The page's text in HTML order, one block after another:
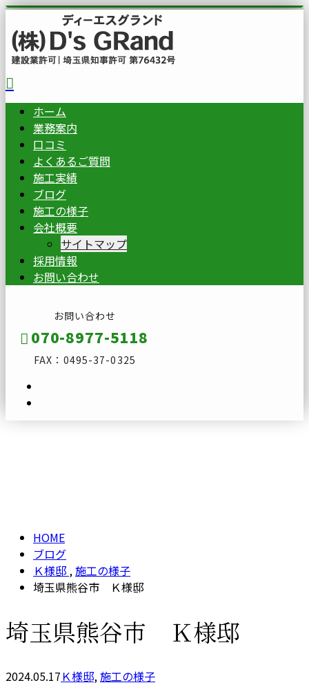
ホーム
業務案内
口コミ
よくあるご質問
施工実績
ブログ
施工の様子
会社概要
サイトマップ
採用情報
お問い合わせ
お問い合わせ
070-8977-5118
FAX：0495-37-0325
HOME
ブログ
Ｋ様邸 ,施工の様子
埼玉県熊谷市 Ｋ様邸
埼玉県熊谷市 Ｋ様邸
2024.05.17Ｋ様邸,施工の様子